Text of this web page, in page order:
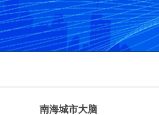
南海城市大脑